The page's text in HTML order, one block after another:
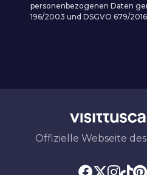
personenbezogenen Daten
196/2003 und DSGVO 679/
Offizielle Webseite des